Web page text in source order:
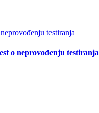
testiranja
o neprovođenju testiranja